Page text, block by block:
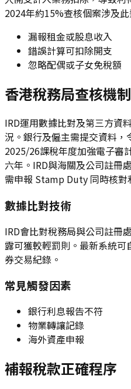
2024年約15%查核個案涉及此
漏報租金或股息收入
錯誤計算可扣除開支
忽略配偶或子女免稅額
香港稅務局查核機制
IRD運用數據比對及第三方資
況。銀行及僱主需提交資料，
2025/26課稅年度加強電子審
六年。IRD與海關及公司註冊
需申報 Stamp Duty 同時核對
數據比對技術
IRD會比對稅務局與公司註冊
露可獲較輕罰則。最新系統
券交易紀錄。
常見觸發因素
銀行利息報告不符
物業轉讓記錄
海外資產申報
補報稅款正確程序